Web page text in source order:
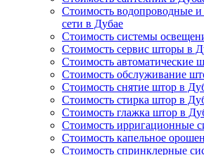
Стоимость водопроводные
сети в Дубае
Стоимость системы
Стоимость сервис шторы в
Стоимость автоматические
Стоимость обслуживание
Стоимость снятие штор в
Стоимость стирка штор в
Стоимость глажка штор в
Стоимость ирригационные
Стоимость капельное
Стоимость спринклерные